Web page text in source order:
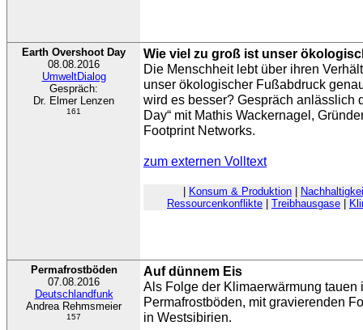
Earth Overshoot Day
08.08.2016
UmweltDialog
Gespräch:
Dr. Elmer Lenzen
161
Wie viel zu groß ist unser
Die Menschheit lebt über ihren
unser ökologischer Fußabdruck
wird es besser? Gespräch anlässlich
Day“ mit Mathis Wackernagel,
Footprint Networks.
zum externen Volltext
Konsum & Produktion
Ressourcenkonflikte
Treibhausgase
Permafrostböden
07.08.2016
Deutschlandfunk
Andrea Rehmsmeier
157
Auf dünnem Eis
Als Folge der Klimaerwärmung tauen
Permafrostböden, mit gravierenden
in Westsibirien.